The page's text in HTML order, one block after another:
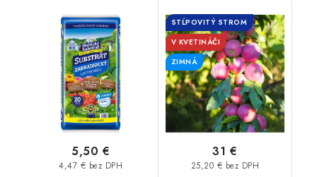
4,47 € bez DPH
5,50 €
STĹPOVITÝ STROM
V KVETINÁČI
ZIMNÁ
25,20 € bez DPH
31 €